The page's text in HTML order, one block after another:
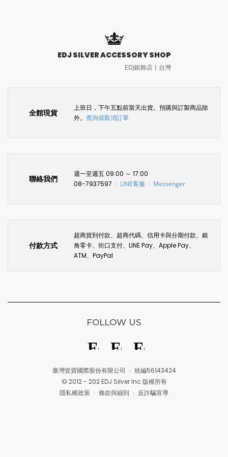
EDJ SILVER ACCESSORY SHOP
EDJ銀飾店〡台灣
全館現貨
上班日，下午五點前當天出貨。預購與訂製商品除
外。 查詢或取消訂單
聯絡我們
週一至週五 09:00 ～ 17:00
08-7937597
LINE客服 Messenger
付款方式
超商貨到付款、超商代碼、信用卡與分期付款、銀
角零卡、街口支付、LINE Pay、Apple Pay、
ATM、PayPal
臺灣壹寶國際股份有限公司
統編56143424
© 2012 - 202 EDJ Silver Inc.版權所有
隱私權政策
條款與細則 反詐騙宣導
FOLLOW US